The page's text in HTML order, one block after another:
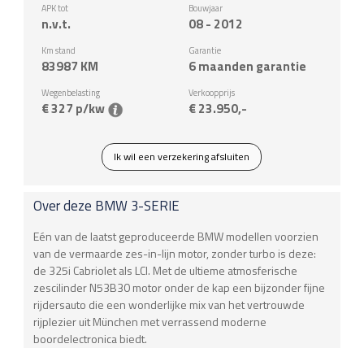
APK tot
n.v.t.
Bouwjaar
08 - 2012
Km stand
83987 KM
Garantie
6 maanden garantie
Wegenbelasting
€ 327 p/kw
Verkoopprijs
€ 23.950,-
Ik wil een verzekering afsluiten
Over deze BMW3-SERIE
Eén van de laatst geproduceerde BMW modellen voorzien
van de vermaarde zes-in-lijn motor, zonder turbo is deze:
de 325i Cabriolet als LCI. Met de ultieme atmosferische
zescilinder N53B30 motor onder de kap een bijzonder fijne
rijdersauto die een wonderlijke mix van het vertrouwde
rijplezier uit München met verrassend moderne
boordelectronica biedt.